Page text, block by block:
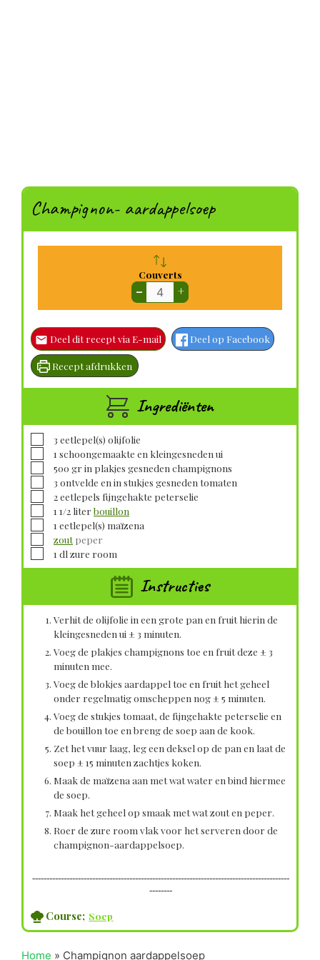
Champignon- aardappelsoep
Couverts
– +
Deel dit recept via E-mail Deel op Facebook
Recept afdrukken
Ingrediënten
▢
3 eetlepel(s) olijfolie
▢1 schoongemaakte en kleingesneden ui
▢
500 gr in plakjes gesneden champignons
▢
3 ontvelde en in stukjes gesneden tomaten
▢
2eetlepels fijngehakte peterselie
▢1 1/2 liter bouillon
▢1 eetlepel(s) maïzena
▢
zout peper
▢1 dl zure room
Instructies
Verhit de olijfolie in een grote pan en fruit hierin de
kleingesneden ui ± 3 minuten.
Voeg de plakjes champignons toe en fruit deze ± 3
minuten mee.
Voeg de blokjes aardappel toe en fruit het geheel
onder regelmatig omscheppen nog ± 5 minuten.
Voeg de stukjes tomaat, de fijngehakte peterselie en
de bouillon toe en breng de soep aan de kook.
Zet het vuur laag, leg een deksel op de pan en laat de
soep ± 15 minuten zachtjes koken.
Maak de maïzena aan met wat water en bind hiermee
de soep.
Maak het geheel op smaak met wat zout en peper.
Roer de zure room vlak voor het serveren door de
champignon-aardappelsoep.
------------------------------------------------------------------------------------------
--------
Course; Soep
Home » Champignon aardappelsoep